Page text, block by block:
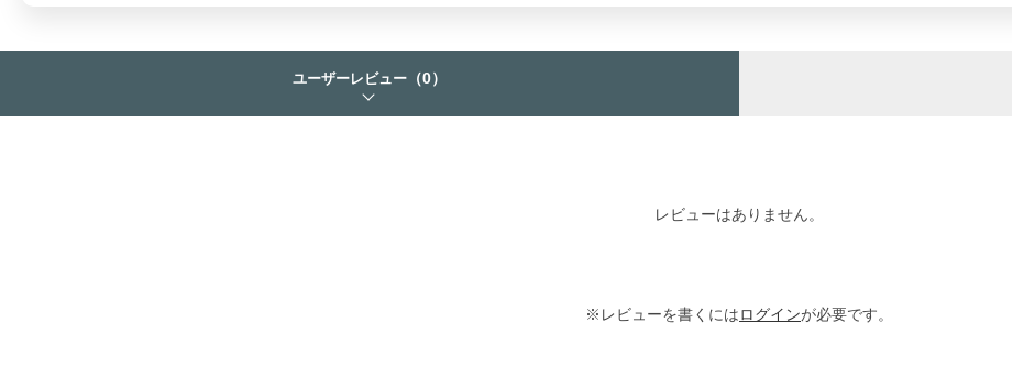
ユーザーレビュー （0）
レビューはありません。
※レビューを書くにはログインが必要です。